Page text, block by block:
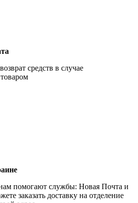
средств в случае
помогают службы: Новая Почта и
заказать доставку на отделение